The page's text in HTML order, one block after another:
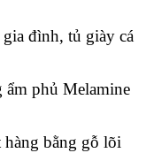
đình, tủ giày cá
phủ Melamine
bằng gỗ lõi